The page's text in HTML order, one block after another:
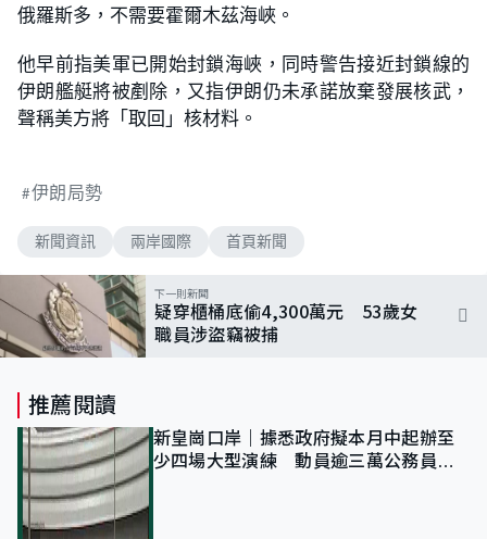
俄羅斯多，不需要霍爾木茲海峽。
他早前指美軍已開始封鎖海峽，同時警告接近封鎖線的
伊朗艦艇將被剷除，又指伊朗仍未承諾放棄發展核武，
聲稱美方將「取回」核材料。
伊朗局勢
新聞資訊 兩岸國際 首頁新聞
下一則新聞
疑穿櫃桶底偷4,300萬元 53歲女
職員涉盜竊被捕
推薦閱讀
新皇崗口岸｜據悉政府擬本月中起辦至
少四場大型演練 動員逾三萬公務員人